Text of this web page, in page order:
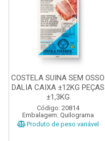
COSTELA SUINA SEM OSSO
DALIA CAIXA ±12KG PEÇAS
±1,3KG
Código: 20814
Embalagem: Quilograma
Produto de peso variável